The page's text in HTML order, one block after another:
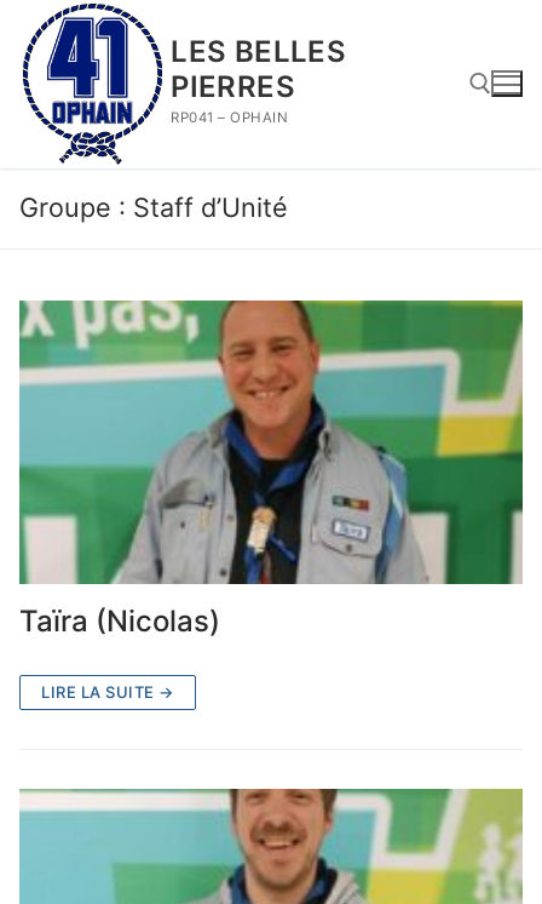
contenu
LES BELLES
PIERRES
RP041 – OPHAIN
Groupe : Staff d’Unité
Taïra (Nicolas)
LIRE LA SUITE →